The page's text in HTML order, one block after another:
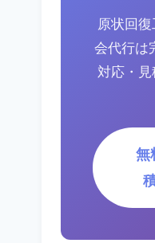
原状回
会代行は
対応・
無